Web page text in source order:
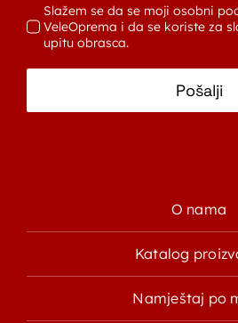
Slažem se da se moji osobni
VeleOprema i da se koriste za
upitu obrasca.
Pošalji
O nama
Katalog
Namještaj po